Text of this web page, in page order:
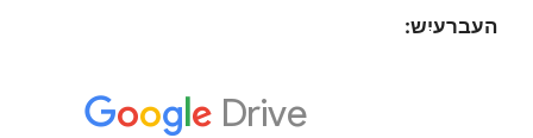
העברעיִש: